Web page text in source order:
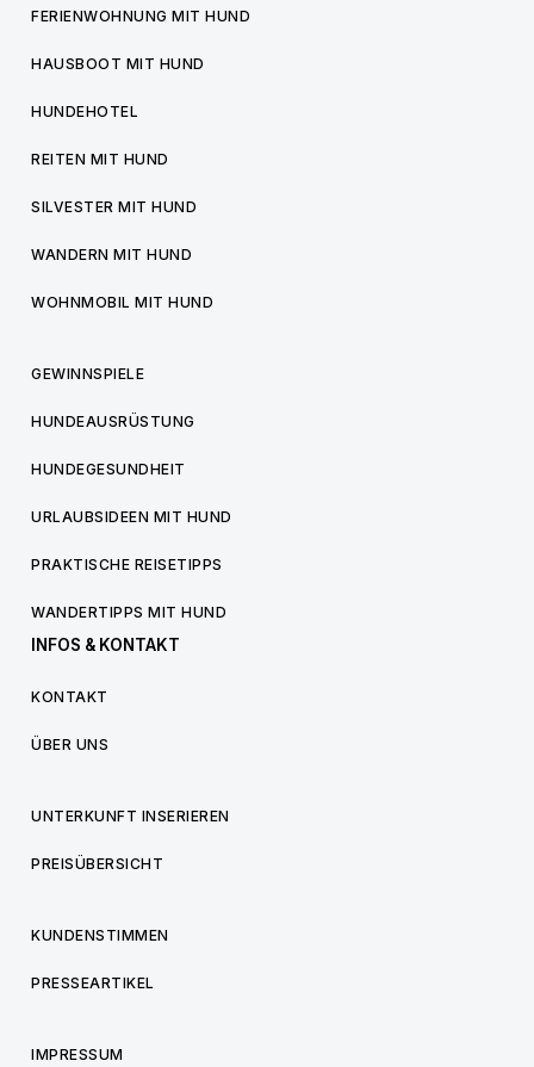
FERIENWOHNUNG MIT HUND
HAUSBOOT MIT HUND
HUNDEHOTEL
REITEN MIT HUND
SILVESTER MIT HUND
WANDERN MIT HUND
WOHNMOBIL MIT HUND
GEWINNSPIELE
HUNDEAUSRÜSTUNG
HUNDEGESUNDHEIT
URLAUBSIDEEN MIT HUND
PRAKTISCHE REISETIPPS
WANDERTIPPS MIT HUND
INFOS & KONTAKT
KONTAKT
ÜBER UNS
UNTERKUNFT INSERIEREN
PREISÜBERSICHT
KUNDENSTIMMEN
PRESSEARTIKEL
IMPRESSUM